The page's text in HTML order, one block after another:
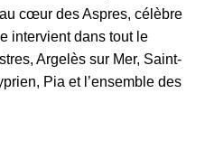
cœur des Aspres, célèbre
intervient dans tout le
Argelès sur Mer, Saint-
Pia et l’ensemble des